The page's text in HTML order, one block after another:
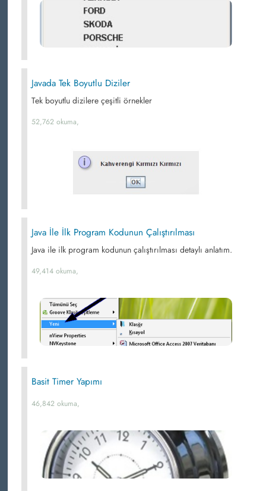
Javada Tek Boyutlu Diziler
Tek boyutlu dizilere çeşitli örnekler
52,762 okuma,
Java İle İlk Program Kodunun Çalıştırılması
Java ile ilk program kodunun çalıştırılması detaylı anlatım.
49,414 okuma,
Basit Timer Yapımı
46,842 okuma,